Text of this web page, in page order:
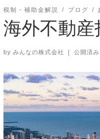
税制・補助金解説 ブログ
海外不動
by みんなの株式会社 公開済み